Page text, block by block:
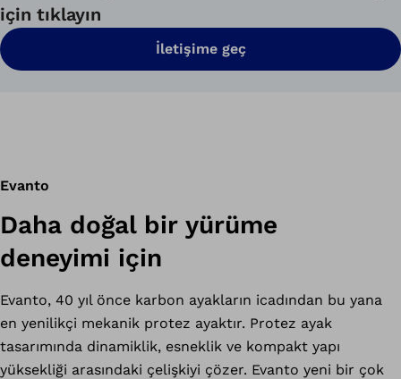
için tıklayın
İletişime geç
Evanto
Daha doğal bir yürüme
deneyimi için
Evanto, 40 yıl önce karbon ayakların icadından bu yana
en yenilikçi mekanik protez ayaktır. Protez ayak
tasarımında dinamiklik, esneklik ve kompakt yapı
yüksekliği arasındaki çelişkiyi çözer. Evanto yeni bir çok